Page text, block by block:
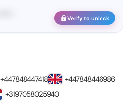
Verify to unlock
+447848447418
+447848446986
+3197058025940